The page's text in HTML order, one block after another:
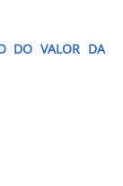
DO VALOR DA